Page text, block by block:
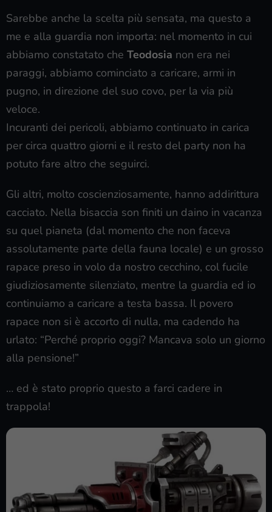
Sarebbe anche la scelta più sensata, ma questo a
me e alla guardia non importa: nel momento in cui
abbiamo constatato che Teodosia non era nei
paraggi, abbiamo cominciato a caricare, armi in
pugno, in direzione del suo covo, per la via più
veloce.
Incuranti dei pericoli, abbiamo continuato in carica
per circa quattro giorni e il resto del party non ha
potuto fare altro che seguirci.
Gli altri, molto coscienziosamente, hanno addirittura
cacciato. Nella bisaccia son finiti un daino in vacanza
su quel pianeta (dal momento che non faceva
assolutamente parte della fauna locale) e un grosso
rapace preso in volo da nostro cecchino, col fucile
giudiziosamente silenziato, mentre la guardia ed io
continuiamo a caricare a testa bassa. Il povero
rapace non si è accorto di nulla, ma cadendo ha
urlato: “Perché proprio oggi? Mancava solo un giorno
alla pensione!”
… ed è stato proprio questo a farci cadere in
trappola!